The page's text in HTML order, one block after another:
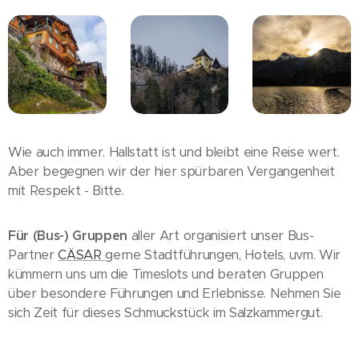
Wie auch immer. Hallstatt ist und bleibt eine Reise wert.
Aber begegnen wir der hier spürbaren Vergangenheit
mit Respekt - Bitte.
Für (Bus-) Gruppen aller Art organisiert unser Bus-
PartnerCÄSARgerne Stadtführungen, Hotels, uvm. Wir
kümmern uns um die Timeslots und beraten Gruppen
über besondere Führungen und Erlebnisse. Nehmen Sie
sich Zeit für dieses Schmuckstück im Salzkammergut.